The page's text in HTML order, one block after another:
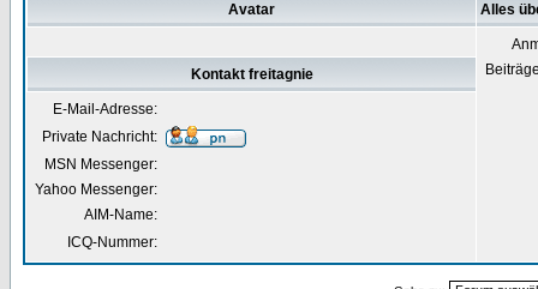
Avatar Alles
Kontakt freitagnie
E-Mail-Adresse:
Private Nachricht:
MSN Messenger:
Yahoo Messenger:
AIM-Name:
ICQ-Nummer: